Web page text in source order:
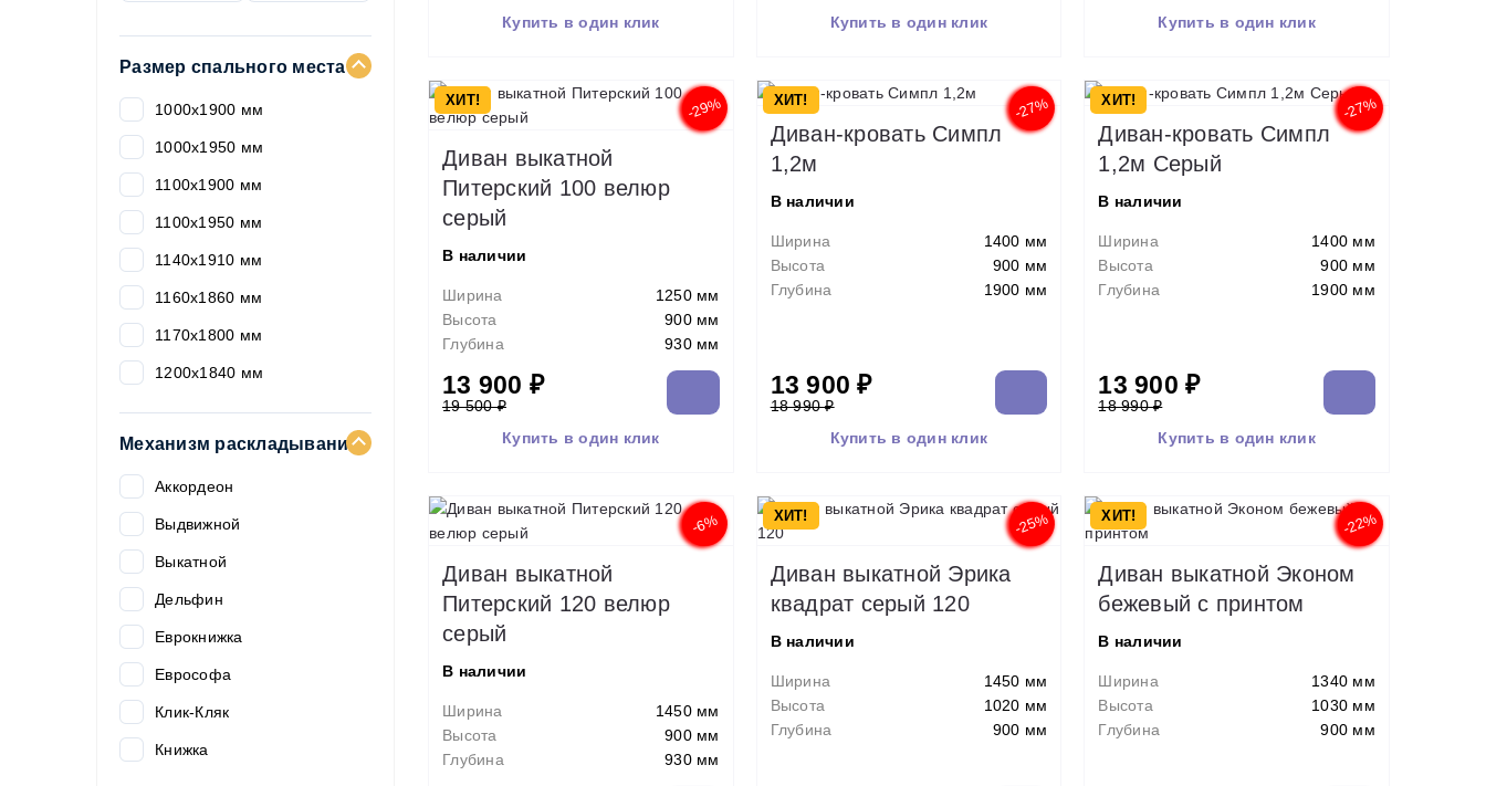
Размер спального места
1000х1900 мм
1000х1950 мм
1100х1900 мм
1100х1950 мм
1140х1910 мм
1160х1860 мм
1170х1800 мм
1200х1840 мм
1200х1860 мм
1200х1870 мм
1200х1900 мм
1200х1920 мм
1200х1940 мм
1200х1950 мм
1200х1960 мм
1200х1970 мм
1200х2000 мм
1200х2050 мм
Механизм раскладывания
Аккордеон
Выдвижной
Выкатной
Дельфин
Еврокнижка
Еврософа
Клик-Кляк
Книжка
Купить в один клик Купить в один клик
Купить в один клик
ХИТ! -29%
Диван выкатной
Питерский 100 велюр
серый
В наличии
Ширина
1250 мм
Высота
900 мм
Глубина
930 мм
13 900 ₽
19 500 ₽
Купить в один клик
ХИТ! -27%
Диван-кровать Симпл
1,2м
В наличии
Ширина
1400 мм
Высота
900 мм
Глубина
1900 мм
13 900 ₽
18 990 ₽
Купить в один клик
ХИТ! -27%
Диван-кровать Симпл
1,2м Серый
В наличии
Ширина
1400 мм
Высота
900 мм
Глубина
1900 мм
13 900 ₽
18 990 ₽
Купить в один клик
-6%
Диван выкатной
Питерский 120 велюр
серый
В наличии
Ширина
1450 мм
Высота
900 мм
Глубина
930 мм
ХИТ! -25%
Диван выкатной Эрика
квадрат серый 120
В наличии
Ширина
1450 мм
Высота
1020 мм
Глубина
900 мм
ХИТ! -22%
Диван выкатной Эконом
бежевый с принтом
В наличии
Ширина
1340 мм
Высота
1030 мм
Глубина
900 мм